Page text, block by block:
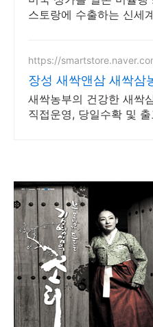
스토랑에 수출하는 신세
https://
장성 새싹앤삼 새싹삼
새싹농부의 건강한 새싹
직접운영, 당일수확 및 출